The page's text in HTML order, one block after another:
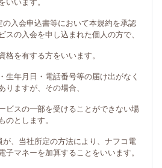
いいます。
の入会申込書等において本規約を承認
スの入会を申し込まれた個人の方で、
格を有する方をいいます。
生年月日・電話番号等の届け出がなく
りますが、その場合、
ビスの一部を受けることができない場
のとします。
が、当社所定の方法により、ナフコ電
子マネーを加算することをいいます。